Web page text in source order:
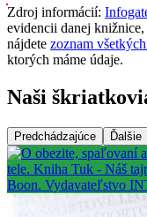
Zdroj informácií:
evidencii danej
nájdete zoznam
ktorých máme údaje.
Naši
Predchádzajúce Ďalšie